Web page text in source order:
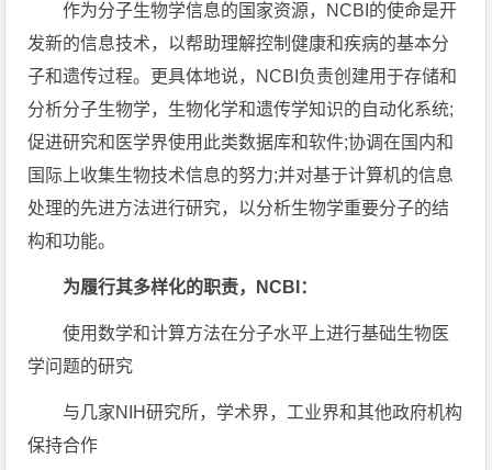
作为分子生物学信息的国家资源，NCBI的使命是开
发新的信息技术，以帮助理解控制健康和疾病的基本分
子和遗传过程。更具体地说，NCBI负责创建用于存储和
分析分子生物学，生物化学和遗传学知识的自动化系统;
促进研究和医学界使用此类数据库和软件;协调在国内和
国际上收集生物技术信息的努力;并对基于计算机的信息
处理的先进方法进行研究，以分析生物学重要分子的结
构和功能。
为履行其多样化的职责，NCBI：
使用数学和计算方法在分子水平上进行基础生物医
学问题的研究
与几家NIH研究所，学术界，工业界和其他政府机构
保持合作